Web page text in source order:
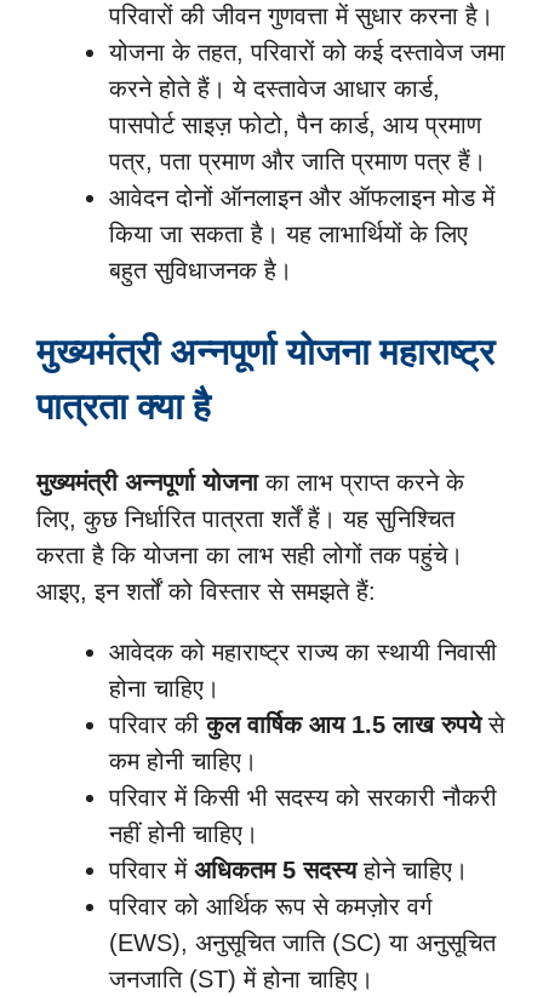
परिवारों की जीवन गुणवत्ता में सुधार करना है।
योजना के तहत, परिवारों को कई दस्तावेज जमा
करने होते हैं। ये दस्तावेज आधार कार्ड,
पासपोर्ट साइज़ फोटो, पैन कार्ड, आय प्रमाण
पत्र, पता प्रमाण और जाति प्रमाण पत्र हैं।
आवेदन दोनों ऑनलाइन और ऑफलाइन मोड में
किया जा सकता है। यह लाभार्थियों के लिए
बहुत सुविधाजनक है।
मुख्यमंत्री अन्नपूर्णा योजना महाराष्ट्र
पात्रता क्या है
मुख्यमंत्री अन्नपूर्णा योजनाका लाभ प्राप्त करने के
लिए, कुछ निर्धारित पात्रता शर्तें हैं। यह सुनिश्चित
करता है कि योजना का लाभ सही लोगों तक पहुंचे।
आइए, इन शर्तों को विस्तार से समझते हैं:
आवेदक को महाराष्ट्र राज्य का स्थायी निवासी
होना चाहिए।
परिवार कीकुल वार्षिक आय 1.5 लाख रुपयेसे
कम होनी चाहिए।
परिवार में किसी भी सदस्य को सरकारी नौकरी
नहीं होनी चाहिए।
परिवार में अधिकतम 5 सदस्यहोने चाहिए।
परिवार को आर्थिक रूप से कमज़ोर वर्ग
(EWS), अनुसूचित जाति (SC) या अनुसूचित
जनजाति (ST) में होना चाहिए।